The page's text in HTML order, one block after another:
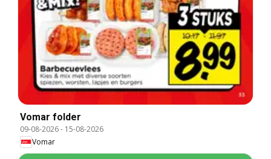
Vomar folder
09-08-2026- 15-08-2026
Vomar